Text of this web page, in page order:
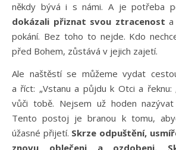
někdy bývá i s námi. A je potřeba
dokázali přiznat svou ztracenost
pokání. Bez toho to nejde. Kdo
před Bohem, zůstává v jejich zajetí.
Ale naštěstí se můžeme vydat
a říct: „Vstanu a půjdu k Otci a řeknu:
vůči tobě. Nejsem už hoden nazývat
Tento postoj je branou k tomu,
úžasné přijetí. Skrze odpuštění,
znovu oblečeni a ozdobeni.